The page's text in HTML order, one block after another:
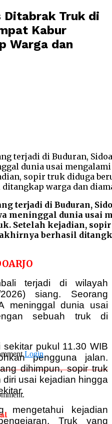
Ditabrak Truk di
Kabur
Warga dan
terjadi di Buduran,
meninggal dunia usai
Setelah kejadian,
berhasil
terjadi di wilayah
siang. Seorang
meninggal dunia usai
sebuah truk di
pukul 11.30 WIB
pengguna jalan.
dihimpun, sopir truk
usai kejadian hingga
mengetahui kejadian
Truk yang
Login